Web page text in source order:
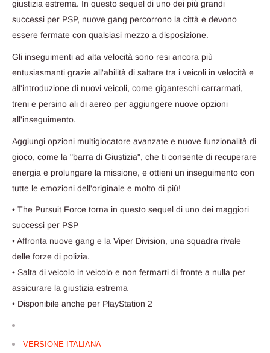
giustizia estrema. In questo sequel di uno dei più grandi
successi per PSP, nuove gang percorrono la città e devono
essere fermate con qualsiasi mezzo a disposizione.
Gli inseguimenti ad alta velocità sono resi ancora più
entusiasmanti grazie all'abilità di saltare tra i veicoli in velocità e
all'introduzione di nuovi veicoli, come giganteschi carrarmati,
treni e persino ali di aereo per aggiungere nuove opzioni
all'inseguimento.
Aggiungi opzioni multigiocatore avanzate e nuove funzionalità di
gioco, come la "barra di Giustizia", che ti consente di recuperare
energia e prolungare la missione, e ottieni un inseguimento con
tutte le emozioni dell'originale e molto di più!
• The Pursuit Force torna in questo sequel di uno dei maggiori
successi per PSP
• Affronta nuove gang e la Viper Division, una squadra rivale
delle forze di polizia.
• Salta di veicolo in veicolo e non fermarti di fronte a nulla per
assicurare la giustizia estrema
• Disponibile anche per PlayStation 2
VERSIONE ITALIANA